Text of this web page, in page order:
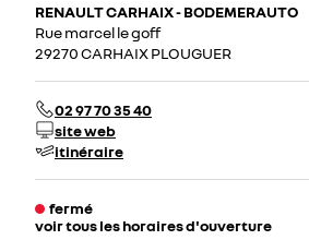
RENAULT CARHAIX - BODEMERAUTO
Rue marcel le goff
29270 CARHAIX PLOUGUER
02 97 70 35 40
site web
itinéraire
fermé
voir tous les horaires d'ouverture